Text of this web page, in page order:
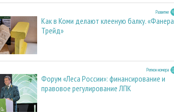
Развитие
Как в Коми делают клееную балку. «Фанера
Трейд»
Регион номера
Форум «Леса России»: финансирование и
правовое регулирование ЛПК